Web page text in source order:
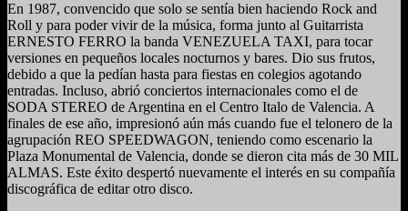
En 1987, convencido que solo se sentía bien haciendo Rock and
Roll y para poder vivir de la música, forma junto al Guitarrista
ERNESTO FERRO la banda VENEZUELA TAXI, para tocar
versiones en pequeños locales nocturnos y bares. Dio sus frutos,
debido a que la pedían hasta para fiestas en colegios agotando
entradas. Incluso, abrió conciertos internacionales como el de
SODA STEREO de Argentina en el Centro Italo de Valencia. A
finales de ese año, impresionó aún más cuando fue el telonero de la
agrupación REO SPEEDWAGON, teniendo como escenario la
Plaza Monumental de Valencia, donde se dieron cita más de 30 MIL
ALMAS. Este éxito despertó nuevamente el interés en su compañía
discográfica de editar otro disco.